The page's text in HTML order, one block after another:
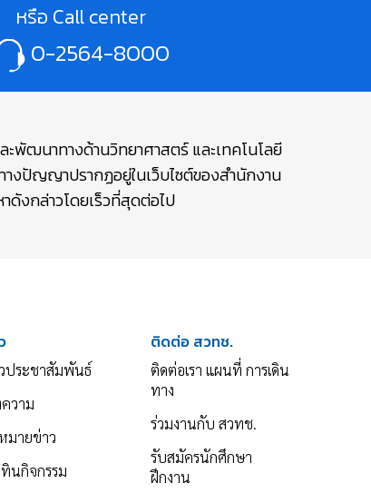
หรือ Call center
0-2564-8000
พัฒนาทางด้านวิทยาศาสตร์ และเทคโนโลยี
งปัญญาปรากฏอยู่ในเว็บไซต์ของสำนักงาน
ดังกล่าวโดยเร็วที่สุดต่อไป
ประชาสัมพันธ์
วาม
มายข่าว
นกิจกรรม
ติดต่อ สวทช.
ติดต่อเรา แผนที่ การเดิน
ทาง
ร่วมงานกับ สวทช.
รับสมัครนักศึกษา
ฝึกงาน